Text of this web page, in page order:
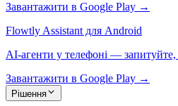
Завантажити в Google Play →
Flowtly Assistant для Android
AI-агенти у телефоні — запитуйте,
Завантажити в Google Play →
Рішення